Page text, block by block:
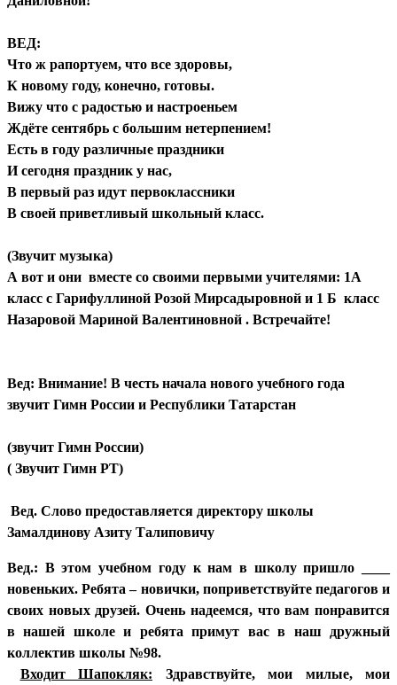
ВЕД:
Что ж рапортуем, что все здоровы,
К новому году, конечно, готовы.
Вижу что с радостью и настроеньем
Ждёте сентябрь с большим нетерпением!
Есть в году различные праздники
И сегодня праздник у нас,
В первый раз идут первоклассники
В своей приветливый школьный класс.
(Звучит музыка)
А вот и они вместе со своими первыми учителями: 1А
класс с Гарифуллиной Розой Мирсадыровной и 1 Б класс
Назаровой Мариной Валентиновной . Встречайте!
Вед: Внимание! В честь начала нового учебного года
звучит Гимн России и Республики Татарстан
(звучит Гимн России)
( Звучит Гимн РТ)
Вед. Слово предоставляется директору школы
Замалдинову Азиту Талиповичу
Вед.: В этом учебном году к нам в школу пришло ____
новеньких. Ребята – новички, поприветствуйте педагогов и
своих новых друзей. Очень надеемся, что вам понравится
в нашей школе и ребята примут вас в наш дружный
коллектив школы №98.
Входит Шапокляк: Здравствуйте, мои милые, мои